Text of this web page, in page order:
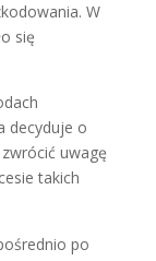
W
się
decyduje o
uwagę
takich
po